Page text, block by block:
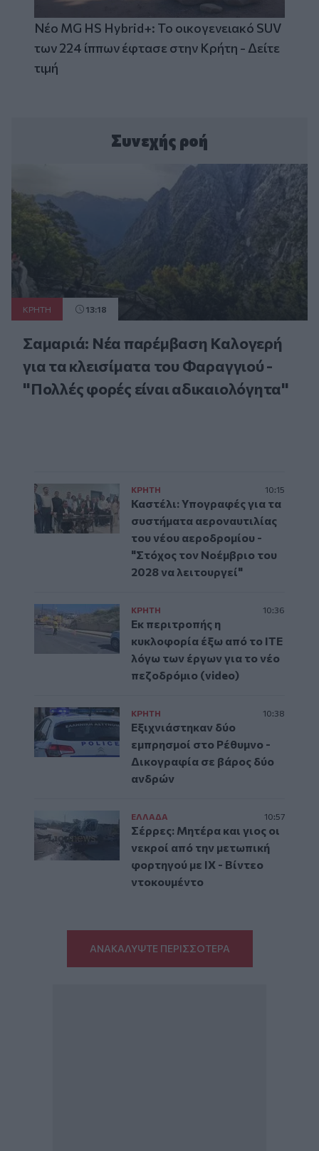
Νέο MG HS Hybrid+: Το οικογενειακό SUV
των 224 ίππων έφτασε στην Κρήτη - Δείτε
τιμή
Συνεχής ροή
ΚΡΗΤΗ 13:18
Σαμαριά: Νέα παρέμβαση Καλογερή
για τα κλεισίματα του Φαραγγιού -
"Πολλές φορές είναι αδικαιολόγητα"
ΚΡΗΤΗ 10:15
Καστέλι: Υπογραφές για τα
συστήματα αεροναυτιλίας
του νέου αεροδρομίου -
"Στόχος τον Νοέμβριο του
2028 να λειτουργεί"
ΚΡΗΤΗ 10:36
Εκ περιτροπής η
κυκλοφορία έξω από το ΙΤΕ
λόγω των έργων για το νέο
πεζοδρόμιο (video)
ΚΡΗΤΗ 10:38
Εξιχνιάστηκαν δύο
εμπρησμοί στο Ρέθυμνο -
Δικογραφία σε βάρος δύο
ανδρών
ΕΛΛAΔΑ 10:57
Σέρρες: Μητέρα και γιος οι
νεκροί από την μετωπική
φορτηγού με ΙΧ - Βίντεο
ντοκουμέντο
ΑΝΑΚΑΛΥΨΤΕ ΠΕΡΙΣΣΟΤΕΡΑ